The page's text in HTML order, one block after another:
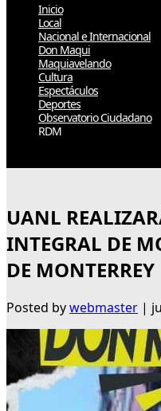
Inicio
Local
Nacional e Internacional
Don Maqui
Maquiavelando
Cultura
Espectáculos
Deportes
Observatorio Ciudadano
RDM
UANL
INTEGRAL DE
DE MONTERREY
Posted bywebmaster |